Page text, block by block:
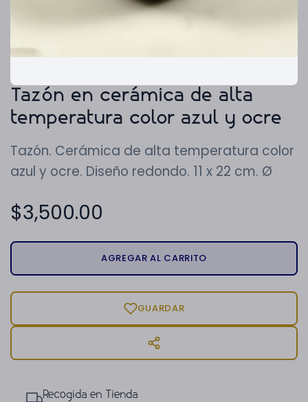
Tazón en cerámica de alta
temperatura color azul y ocre
Tazón. Cerámica de alta temperatura color
azul y ocre. Diseño redondo. 11 x 22 cm. Ø
$3,500.00
AGREGAR AL CARRITO
GUARDAR
Recogida en Tienda